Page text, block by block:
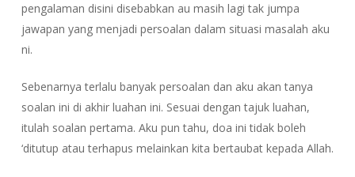
pengalaman disini disebabkan au masih lagi tak jumpa
jawapan yang menjadi persoalan dalam situasi masalah aku
ni.
Sebenarnya terlalu banyak persoalan dan aku akan tanya
soalan ini di akhir luahan ini. Sesuai dengan tajuk luahan,
itulah soalan pertama. Aku pun tahu, doa ini tidak boleh
‘ditutup atau terhapus melainkan kita bertaubat kepada Allah.